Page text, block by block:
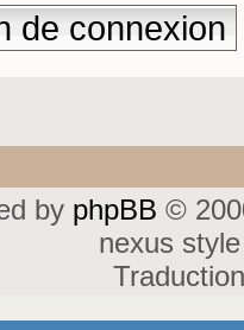
de connexion
by phpBB ©
nexus